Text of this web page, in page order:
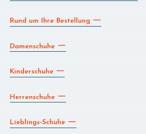
Rund um Ihre Bestellung
Damenschuhe
Kinderschuhe
Herrenschuhe
Lieblings-Schuhe